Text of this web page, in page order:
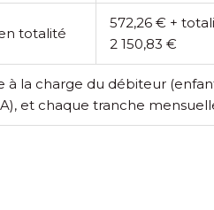
totalité
572,26 € +
2 150,83 €
à la charge du débiteur
et chaque tranche